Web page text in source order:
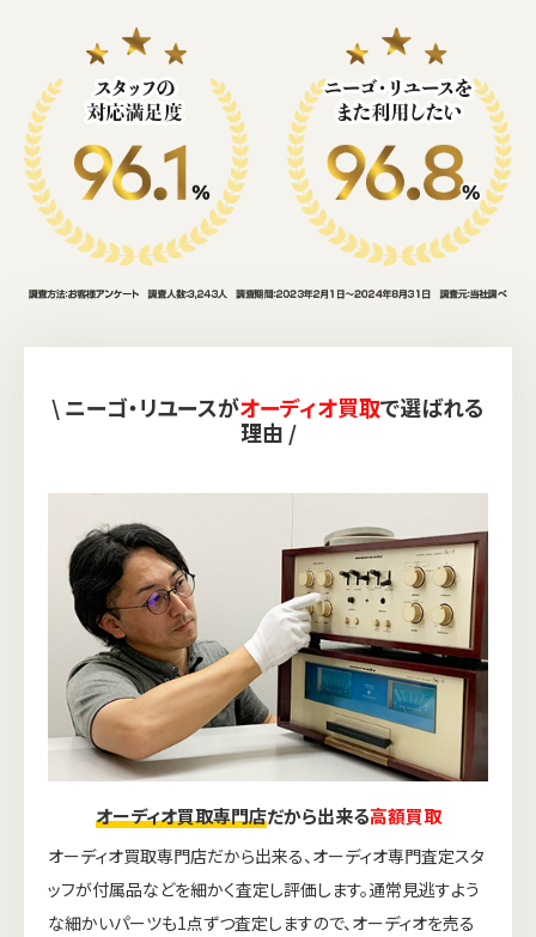
\ ニーゴ・リユースがオーディオ買取で選ばれる
理由 /
オーディオ買取専門店だから出来る高額買取
オーディオ買取専門店だから出来る、オーディオ専門査定スタ
ッフが付属品などを細かく査定し評価します。通常見逃すよう
な細かいパーツも1点ずつ査定しますので、オーディオを売る